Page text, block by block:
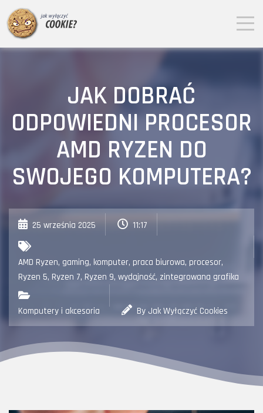
JAK DOBRAĆ
ODPOWIEDNI PROCESOR
AMD RYZEN DO
SWOJEGO KOMPUTERA?
25 września 2025 11:17
AMD Ryzen, gaming, komputer, praca biurowa, procesor,
Ryzen 5, Ryzen 7, Ryzen 9, wydajność, zintegrowana grafika
Komputery i akcesoria By Jak Wyłączyć Cookies